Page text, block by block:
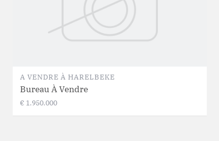
A VENDRE À HARELBEKE
Bureau À Vendre
€ 1.950.000